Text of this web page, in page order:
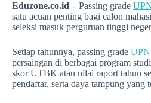
Eduzone.co.id – Passing grade
satu acuan penting bagi calon
seleksi masuk perguruan tinggi
Setiap tahunnya, passing grade
persaingan di berbagai program
skor UTBK atau nilai raport tahun
pendaftar, serta daya tampung yang